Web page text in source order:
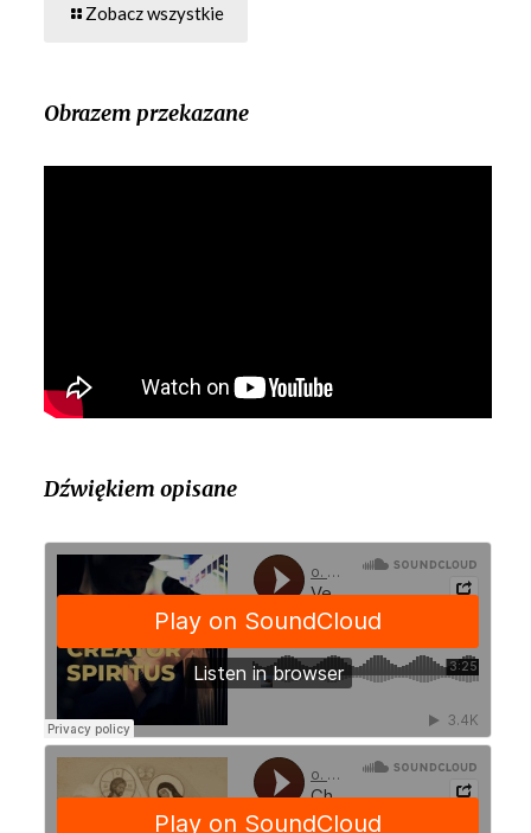
Zobacz wszystkie
Obrazem przekazane
Dźwiękiem opisane